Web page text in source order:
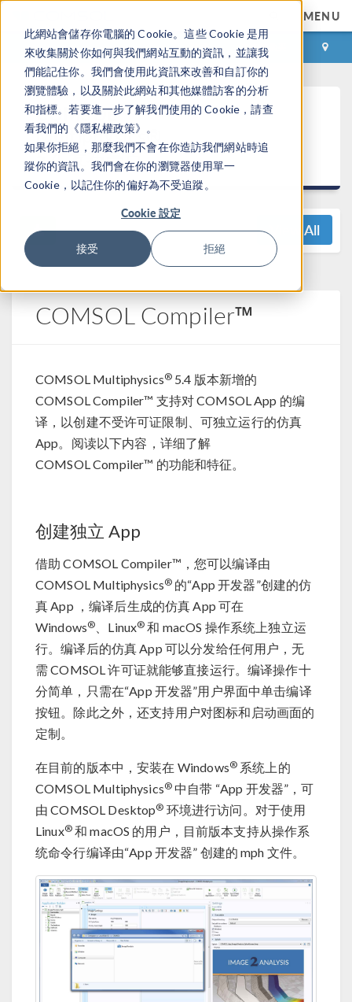
此網站會儲存你電腦的 Cookie。這些 Cookie 是用
來收集關於你如何與我們網站互動的資訊，並讓我
們能記住你。我們會使用此資訊來改善和自訂你的
瀏覽體驗，以及關於此網站和其他媒體訪客的分析
和指標。若要進一步了解我們使用的 Cookie，請查
看我們的《隱私權政策》。
如果你拒絕，那麼我們不會在你造訪我們網站時追
蹤你的資訊。我們會在你的瀏覽器使用單一
Cookie，以記住你的偏好為不受追蹤。
Cookie 設定
接受 拒絕
MENU
登录 咨询与购买
COMSOL
Multiphysics®
5.4 发布亮点
View All
COMSOL Compiler™
COMSOL Multiphysics® 5.4 版本新增的
COMSOL Compiler™ 支持对 COMSOL App 的编
译，以创建不受许可证限制、可独立运行的仿真
App。阅读以下内容，详细了解
COMSOL Compiler™ 的功能和特征。
创建独立 App
借助 COMSOL Compiler™，您可以编译由
COMSOL Multiphysics® 的“App 开发器”创建的仿
真 App ，编译后生成的仿真 App 可在
Windows® 、Linux® 和 macOS 操作系统上独立运
行。编译后的仿真 App 可以分发给任何用户，无
需 COMSOL 许可证就能够直接运行。编译操作十
分简单，只需在“App 开发器”用户界面中单击编译
按钮。除此之外，还支持用户对图标和启动画面的
定制。
在目前的版本中，安装在 Windows® 系统上的
COMSOL Multiphysics® 中自带 “App 开发器”，可
由 COMSOL Desktop® 环境进行访问。对于使用
Linux®和 macOS 的用户，目前版本支持从操作系
统命令行编译由“App 开发器” 创建的 mph 文件。